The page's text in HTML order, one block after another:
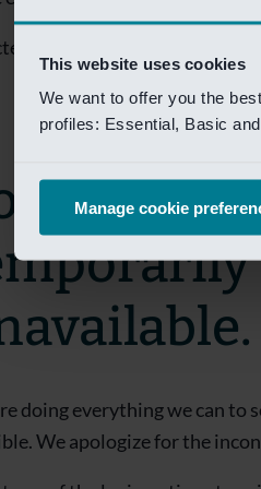
This website uses cookies
We want to offer you the
profiles: Essential, Basic
Manage cookie
een van de login opties
This
doing everything we can to
We apologize for the